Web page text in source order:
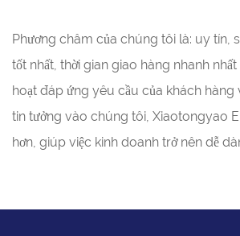
Phương châm của chúng tôi là: uy tín,
tốt nhất, thời gian giao hàng nhanh
hoạt đáp ứng yêu cầu của khách
tin tưởng vào chúng tôi, Xiaotongyao
hơn, giúp việc kinh doanh trở nên dễ